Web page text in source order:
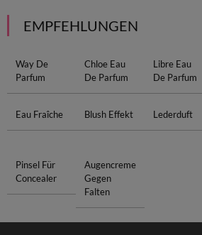
EMPFEHLUNGEN
Way De
Parfum
Chloe Eau
De Parfum
Libre Eau
De Parfum
Eau Fraîche Blush Effekt Lederduft
Pinsel Für
Concealer
Augencreme
Gegen
Falten